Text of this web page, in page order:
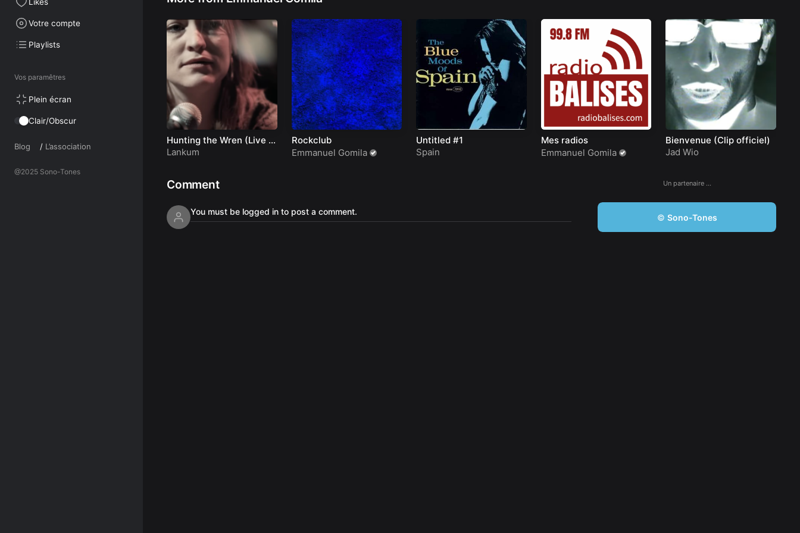
Votre compte
Playlists
Vos paramêtres
Plein écran
Clair/Obscur
Blog / L’association
@2025 Sono-Tones
Hunting the Wren (Live in
Dublin)
Lankum
Rockclub
Emmanuel Gomila
Untitled #1
Spain
Mes radios
Emmanuel Gomila
Bienvenue (Clip officiel)
Jad Wio
Comment
You must be logged in to post a comment.
Un partenaire …
© Sono-Tones